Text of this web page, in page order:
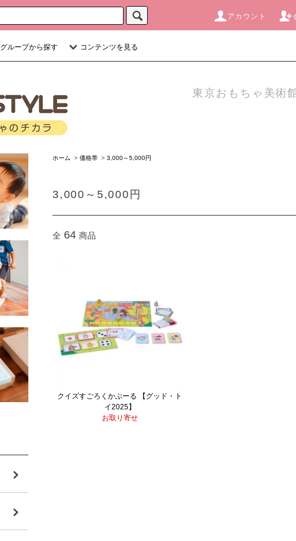
アカウント
グループから探す コンテンツを見る
東京おもちゃ美術
ホーム > 価格帯 > 3,000～5,000円
3,000～5,000円
全 64 商品
クイズすごろくかぶーる 【グッド・ト
イ2025】
お取り寄せ